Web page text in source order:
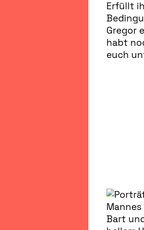
Erfüllt
Gregor
habt
euch